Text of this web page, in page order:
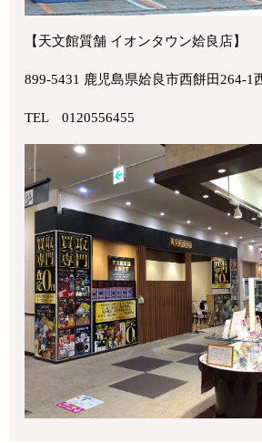
【天文館質舗 イオンタウン姶良店】
899-5431 鹿児島県姶良市西餅田264-1
TEL 0120556455